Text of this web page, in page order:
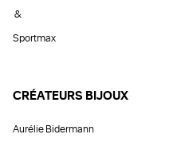
&
Sportmax
CRÉATEURS BIJOUX
Aurélie Bidermann